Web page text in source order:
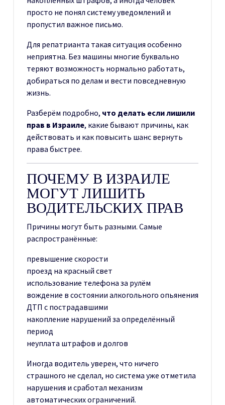
просто не понял систему уведомлений и
пропустил важное письмо.
Для репатрианта такая ситуация особенно
неприятна. Без машины многие буквально
теряют возможность нормально работать,
добираться по делам и вести повседневную
жизнь.
Разберём подробно, что делать если лишили
прав в Израиле, какие бывают причины, как
действовать и как повысить шанс вернуть
права быстрее.
ПОЧЕМУ В ИЗРАИЛЕ
МОГУТ ЛИШИТЬ
ВОДИТЕЛЬСКИХ ПРАВ
Причины могут быть разными. Самые
распространённые:
превышение скорости
проезд на красный свет
использование телефона за рулём
вождение в состоянии алкогольного опьянения
ДТП с пострадавшими
накопление нарушений за определённый
период
неуплата штрафов и долгов
Иногда водитель уверен, что ничего
страшного не сделал, но система уже отметила
нарушения и сработал механизм
автоматических ограничений.